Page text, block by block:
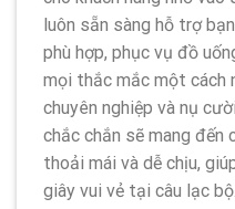
luôn sẵn sàng hỗ trợ
phù hợp, phục vụ đồ
mọi thắc mắc một cách
chuyên nghiệp và nụ
chắc chắn sẽ mang đến
thoải mái và dễ chịu,
giây vui vẻ tại câu lạc bộ.